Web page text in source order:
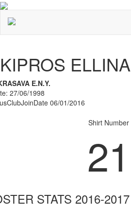
KIPROS ELLINA
Ε.Ν.Y.
27/06/1998
06/01/2016
Shirt Number
21
STATS 2016-2017